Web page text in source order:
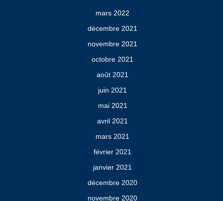
mars 2022
décembre 2021
novembre 2021
octobre 2021
août 2021
juin 2021
mai 2021
avril 2021
mars 2021
février 2021
janvier 2021
décembre 2020
novembre 2020